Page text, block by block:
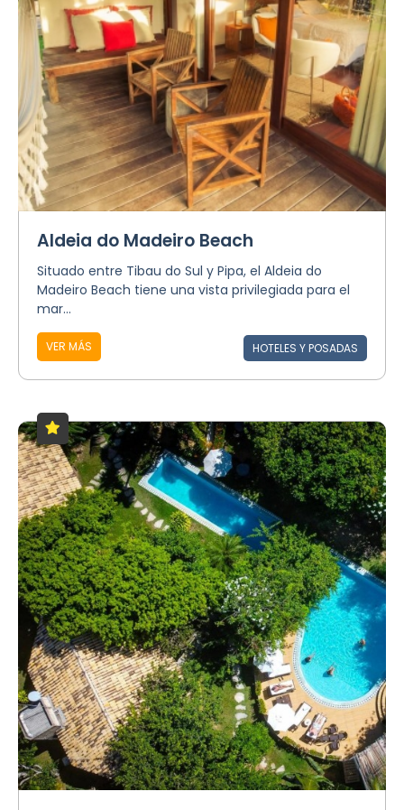
Aldeia do Madeiro Beach
Situado entre Tibau do Sul y Pipa, el Aldeia do
Madeiro Beach tiene una vista privilegiada para el
mar...
VER MÁS HOTELES Y POSADAS